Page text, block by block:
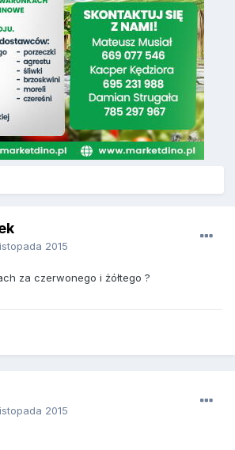
2015
za czerwonego i żółtego ?
2015